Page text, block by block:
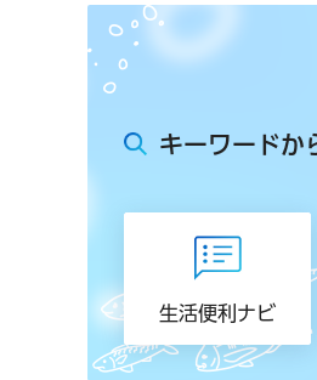
キーワードか
生活便利ナビ